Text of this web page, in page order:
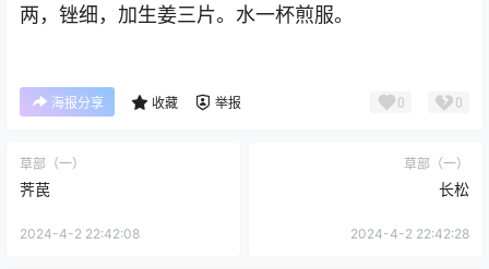
两，锉细，加生姜三片。水一杯煎服。
海报分享 收藏 举报 0 0
草部（一）
荠苠
2024-4-2 22:42:08
草部（一）
长松
2024-4-2 22:42:28